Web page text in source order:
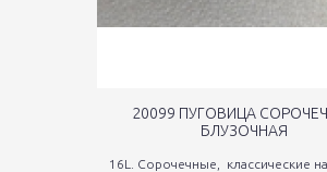
20099 ПУГОВИЦА
БЛУЗОЧНАЯ
16L. Сорочечные, классические на